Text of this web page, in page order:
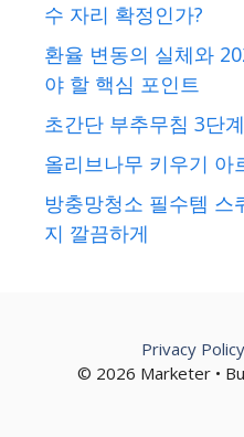
수 자리 확정인가?
환율 변동의 실체와
야 할 핵심 포인트
초간단 부추무침 3단
올리브나무 키우기 아
방충망청소 필수템
지 깔끔하게
© 2026 Marketer •
Privacy Policy